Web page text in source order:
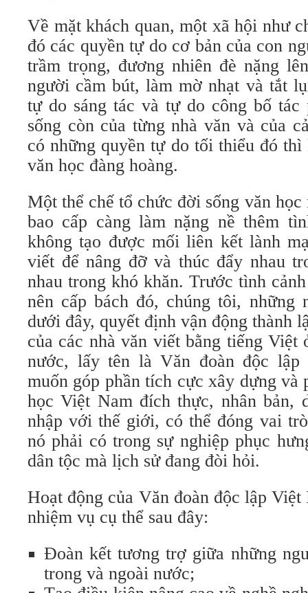
Về mặt khách quan, một xã hội như
đó các quyền tự do cơ bản của con
trầm trọng, đương nhiên đè nặng
người cầm bút, làm mờ nhạt và tắt
tự do sáng tác và tự do công bố tác
sống còn của từng nhà văn và của
có những quyền tự do tối thiểu đó thì
văn học đàng hoàng.
Một thể chế tổ chức đời sống văn
bao cấp càng làm nặng nề thêm
không tạo được mối liên kết lành
viết để nâng đỡ và thúc đẩy nhau
nhau trong khó khăn. Trước tình
nên cấp bách đó, chúng tôi, những
dưới đây, quyết định vận động thành
của các nhà văn viết bằng tiếng Việt
nước, lấy tên là Văn đoàn độc
muốn góp phần tích cực xây dựng và
học Việt Nam đích thực, nhân bản,
nhập với thế giới, có thể đóng vai
nó phải có trong sự nghiệp phục
dân tộc mà lịch sử đang đòi hỏi.
Hoạt động của Văn đoàn độc lập
nhiệm vụ cụ thể sau đây:
Đoàn kết tương trợ giữa những
trong và ngoài nước;